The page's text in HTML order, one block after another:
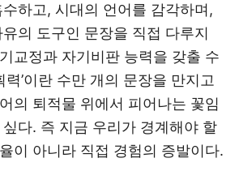
하고, 시대의 언어를 감각하며,
의 도구인 문장을 직접 다루지
교정과 자기비판 능력을 갖출 수
력’이란 수만 개의 문장을 만지고
의 퇴적물 위에서 피어나는 꽃임
다. 즉 지금 우리가 경계해야 할
이 아니라 직접 경험의 증발이다.